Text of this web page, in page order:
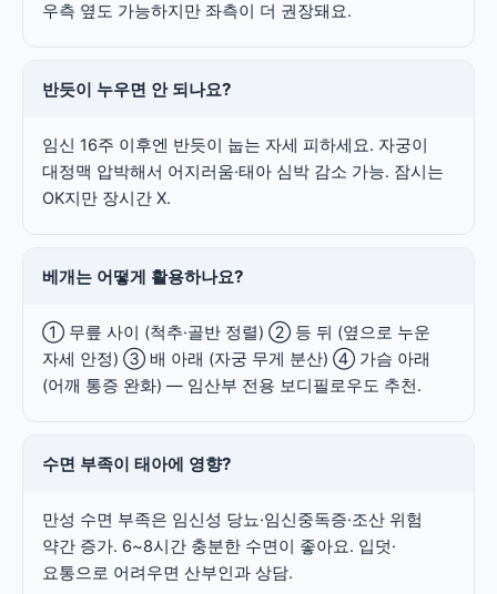
우측 옆도 가능하지만 좌측이 더 권장돼요.
반듯이 누우면 안 되나요?
임신 16주 이후엔 반듯이 눕는 자세 피하세요. 자궁이
대정맥 압박해서 어지러움·태아 심박 감소 가능. 잠시는
OK지만 장시간 X.
베개는 어떻게 활용하나요?
① 무릎 사이 (척추·골반 정렬) ② 등 뒤 (옆으로 누운
자세 안정) ③ 배 아래 (자궁 무게 분산) ④ 가슴 아래
(어깨 통증 완화) — 임산부 전용 보디필로우도 추천.
수면 부족이 태아에 영향?
만성 수면 부족은 임신성 당뇨·임신중독증·조산 위험
약간 증가. 6~8시간 충분한 수면이 좋아요. 입덧·
요통으로 어려우면 산부인과 상담.